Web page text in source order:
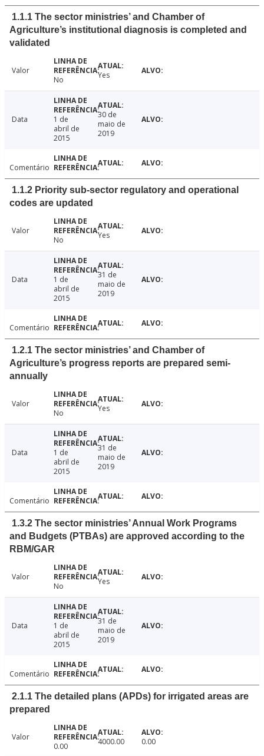
1.1.1 The sector ministries’ and Chamber of
Agriculture’s institutional diagnosis is completed and
validated
Valor
No
Yes
Data
1 de
abril de
2015
30 de
maio de
2019
Comentário
1.1.2 Priority sub-sector regulatory and operational
codes are updated
Valor
No
Yes
Data
1 de
abril de
2015
31 de
maio de
2019
Comentário
1.2.1 The sector ministries’ and Chamber of
Agriculture’s progress reports are prepared semi-
annually
Valor
No
Yes
Data
1 de
abril de
2015
31 de
maio de
2019
Comentário
1.3.2 The sector ministries’ Annual Work Programs
and Budgets (PTBAs) are approved according to the
RBM/GAR
Valor
No
Yes
Data
1 de
abril de
2015
31 de
maio de
2019
Comentário
2.1.1 The detailed plans (APDs) for irrigated areas are
prepared
Valor
0.00
4000.00 0.00